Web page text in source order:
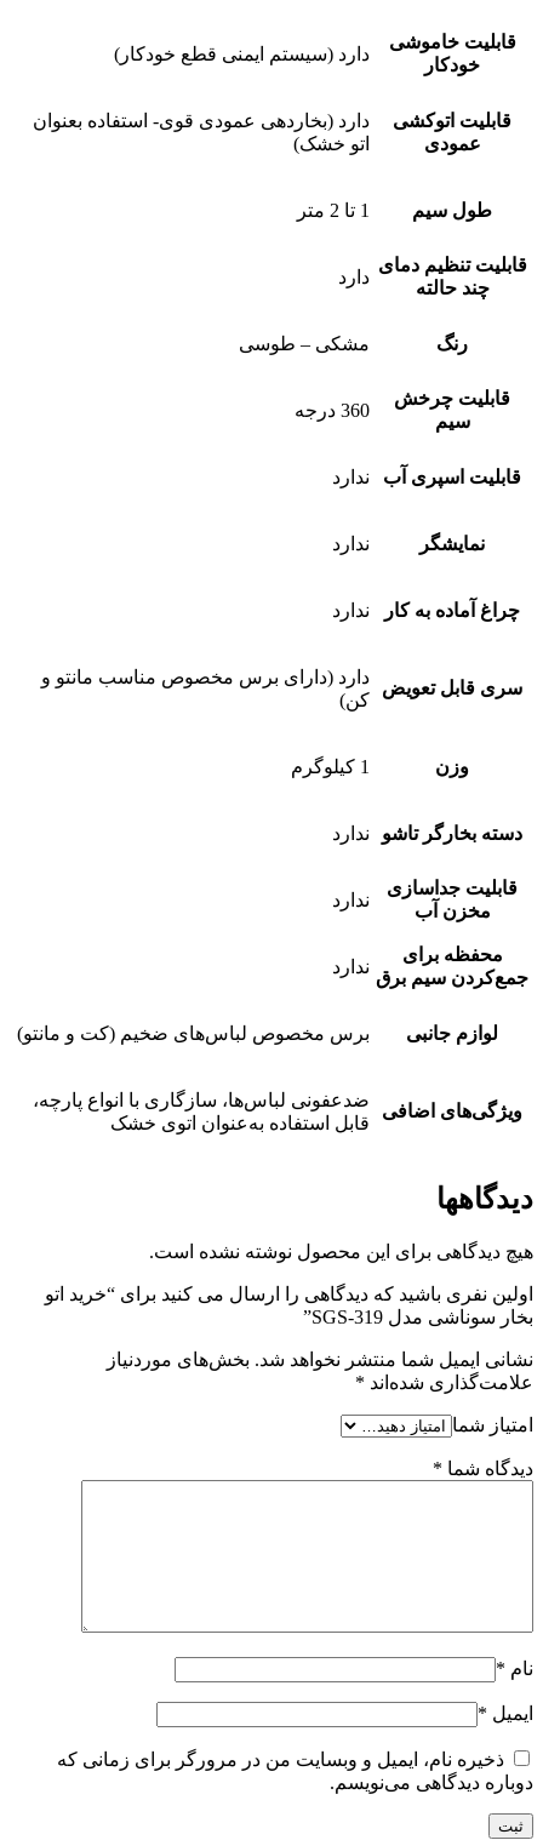
قابلیت خاموشی
خودکار
دارد (سیستم ایمنی قطع خودکار)
قابلیت اتوکشی
عمودی
دارد (بخاردهی عمودی قوی- استفاده بعنوان
اتو خشک)
طول سیم 1 تا 2 متر
قابلیت تنظیم دمای
چند حالته
دارد
رنگ مشکی – طوسی
قابلیت چرخش
سیم
360 درجه
قابلیت اسپری آب ندارد
نمایشگر ندارد
چراغ آماده به کار ندارد
سری قابل تعویض
دارد (دارای برس مخصوص مناسب مانتو و
کن)
وزن 1 کیلوگرم
دسته بخارگر تاشو ندارد
قابلیت جداسازی
مخزن آب
ندارد
محفظه برای
جمع‌کردن سیم برق
ندارد
لوازم جانبی برس مخصوص لباس‌های ضخیم (کت و مانتو)
ویژگی‌های اضافی
ضدعفونی لباس‌ها، سازگاری با انواع پارچه،
قابل استفاده به‌عنوان اتوی خشک
دیدگاهها
هیچ دیدگاهی برای این محصول نوشته نشده است.
اولین نفری باشید که دیدگاهی را ارسال می کنید برای “خرید اتو
بخار سوناشی مدل SGS-319”
نشانی ایمیل شما منتشر نخواهد شد. بخش‌های موردنیاز
علامت‌گذاری شده‌اند *
امتیاز شما
دیدگاه شما *
نام *
ایمیل *
ذخیره نام، ایمیل و وبسایت من در مرورگر برای زمانی که
دوباره دیدگاهی می‌نویسم.